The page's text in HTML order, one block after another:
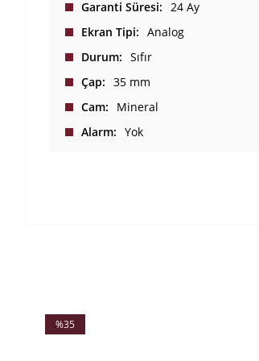
Garanti Süresi
24 Ay
Ekran Tipi
Analog
Durum
Sıfır
Çap
35 mm
Cam
Mineral
Alarm
Yok
%35